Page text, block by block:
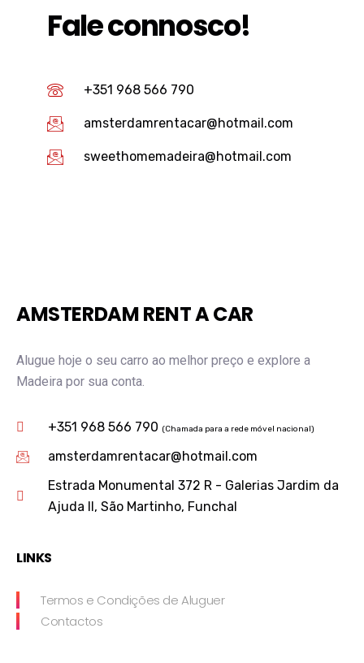
Fale connosco!
+351 968 566 790
amsterdamrentacar@hotmail.com
sweethomemadeira@hotmail.com
AMSTERDAM RENT A CAR
Alugue hoje o seu carro ao melhor preço e explore a
Madeira por sua conta.
+351 968 566 790 (Chamada para a rede móvel nacional)
amsterdamrentacar@hotmail.com
Estrada Monumental 372 R - Galerias Jardim da
Ajuda II, São Martinho, Funchal
LINKS
Termos e Condições de Aluguer
Contactos